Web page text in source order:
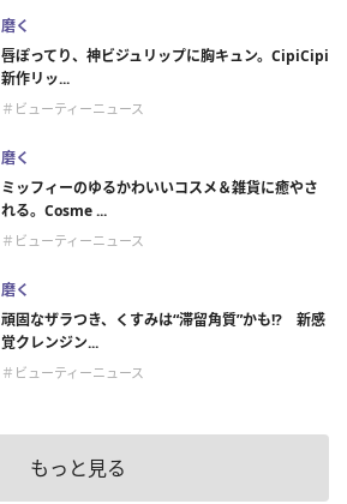
磨く
唇ぽってり、神ビジュリップに胸キュン。CipiCipi
新作リッ...
＃ビューティーニュース
磨く
ミッフィーのゆるかわいいコスメ＆雑貨に癒やさ
れる。Cosme ...
＃ビューティーニュース
磨く
頑固なザラつき、くすみは“滞留角質”かも!? 新感
覚クレンジン...
＃ビューティーニュース
もっと見る